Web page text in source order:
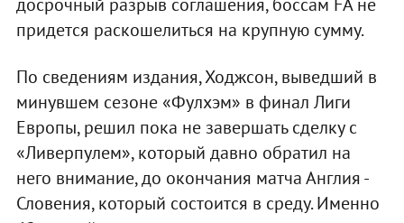
придется раскошелиться на крупную сумму.
По сведениям издания, Ходжсон, выведший в
минувшем сезоне «Фулхэм» в финал Лиги
Европы, решил пока не завершать сделку с
«Ливерпулем», который давно обратил на
него внимание, до окончания матча Англия -
Словения, который состоится в среду. Именно